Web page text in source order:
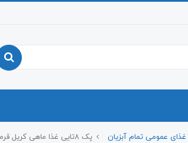
غذای عمومی تمام آبزیان پک 8تایی غذا ماهی کریل قرمز منجمد ریوجوما